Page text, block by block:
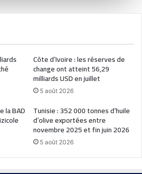
Côte d’Ivoire : les réserves de
change ont atteint 56,29
milliards USD en juillet
5 août 2026
la BAD Tunisie : 352 000 tonnes d’huile
d’olive exportées entre
novembre 2025 et fin juin 2026
5 août 2026